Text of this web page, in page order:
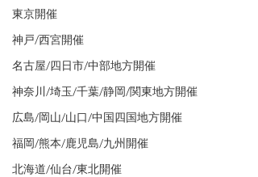
東京開催
神戸/西宮開催
名古屋/四日市/中部地方開催
神奈川/埼玉/千葉/静岡/関東地方開催
広島/岡山/山口/中国四国地方開催
福岡/熊本/鹿児島/九州開催
北海道/仙台/東北開催